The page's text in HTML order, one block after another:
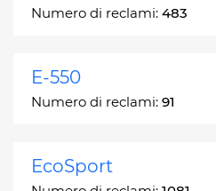
Numero di reclami: 483
E-550
Numero di reclami: 91
EcoSport